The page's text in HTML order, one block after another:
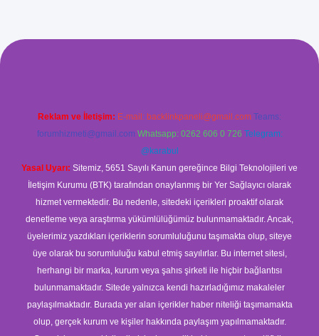
Reklam ve İletişim: E-mail: backlinkpaneli@gmail.com Teams:
forumhizmeti@gmail.com Whatsapp: 0262 606 0 726 Telegram:
@karabul
Yasal Uyarı: Sitemiz, 5651 Sayılı Kanun gereğince Bilgi Teknolojileri ve
İletişim Kurumu (BTK) tarafından onaylanmış bir Yer Sağlayıcı olarak
hizmet vermektedir. Bu nedenle, sitedeki içerikleri proaktif olarak
denetleme veya araştırma yükümlülüğümüz bulunmamaktadır. Ancak,
üyelerimiz yazdıkları içeriklerin sorumluluğunu taşımakta olup, siteye
üye olarak bu sorumluluğu kabul etmiş sayılırlar. Bu internet sitesi,
herhangi bir marka, kurum veya şahıs şirketi ile hiçbir bağlantısı
bulunmamaktadır. Sitede yalnızca kendi hazırladığımız makaleler
paylaşılmaktadır. Burada yer alan içerikler haber niteliği taşımamakta
olup, gerçek kurum ve kişiler hakkında paylaşım yapılmamaktadır.